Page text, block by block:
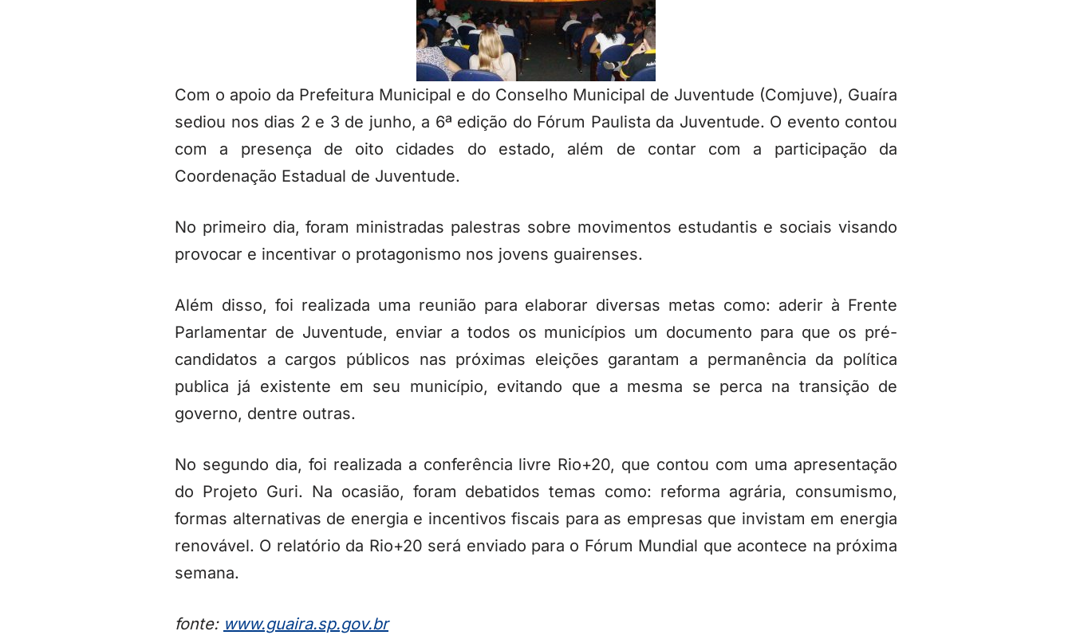
Com o apoio da Prefeitura Municipal e do Conselho Municipal de Juventude (Comjuve), Guaíra
sediou nos dias 2 e 3 de junho, a 6ª edição do Fórum Paulista da Juventude. O evento contou
com a presença de oito cidades do estado, além de contar com a participação da
Coordenação Estadual de Juventude.
No primeiro dia, foram ministradas palestras sobre movimentos estudantis e sociais visando
provocar e incentivar o protagonismo nos jovens guairenses.
Além disso, foi realizada uma reunião para elaborar diversas metas como: aderir à Frente
Parlamentar de Juventude, enviar a todos os municípios um documento para que os pré-
candidatos a cargos públicos nas próximas eleições garantam a permanência da política
publica já existente em seu município, evitando que a mesma se perca na transição de
governo, dentre outras.
No segundo dia, foi realizada a conferência livre Rio+20, que contou com uma apresentação
do Projeto Guri. Na ocasião, foram debatidos temas como: reforma agrária, consumismo,
formas alternativas de energia e incentivos fiscais para as empresas que invistam em energia
renovável. O relatório da Rio+20 será enviado para o Fórum Mundial que acontece na próxima
semana.
fonte: www.guaira.sp.gov.br